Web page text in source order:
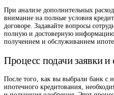
При анализе дополнительных
внимание на полные условия
договоре. Задавайте вопросы
полную и достоверную информацию
получением и обслуживанием
Процесс подачи заявки
После того‚ как вы выбрали банк с
ипотечного кредитования‚